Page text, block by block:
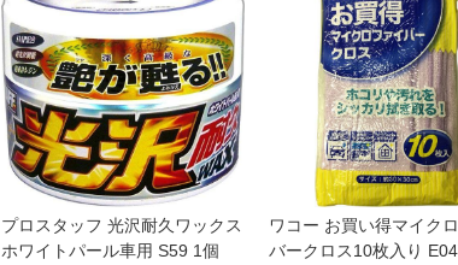
プロスタッフ 光沢耐久ワックス
ホワイトパール車用 S59 1個
ワコー お買い得マイク
バークロス10枚入り